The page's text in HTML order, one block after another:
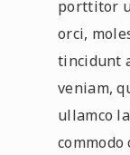
porttitor
orci,
tincidunt
veniam,
ullamco